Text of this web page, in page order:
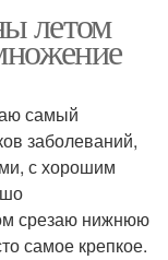
летом
самый
заболеваний,
с хорошим
срезаю нижнюю
самое крепкое.